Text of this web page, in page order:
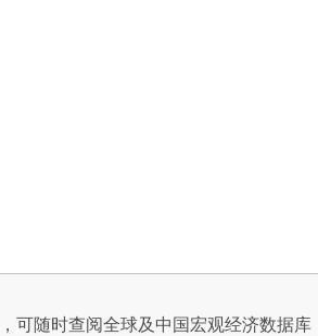
，可随时查阅全球及中国宏观经济数据库